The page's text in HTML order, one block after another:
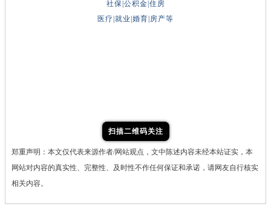
社保|公积金|住房
医疗|就业|婚育|房产等
扫描二维码关注
郑重声明：本文仅代表来源作者/网站观点，文中陈述内容未经本站证实，本
网站对内容的真实性、完整性、及时性不作任何保证和承诺，请网友自行核实
相关内容。